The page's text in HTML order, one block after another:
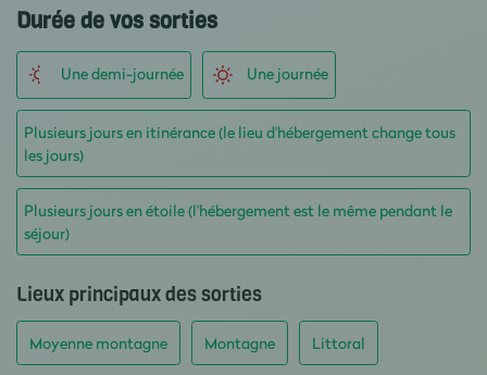
Durée de vos sorties
Une demi-journée Une journée
Plusieurs jours en itinérance (le lieu d'hébergement change tous
les jours)
Plusieurs jours en étoile (l'hébergement est le même pendant le
séjour)
Lieux principaux des sorties
Moyenne montagne Montagne Littoral